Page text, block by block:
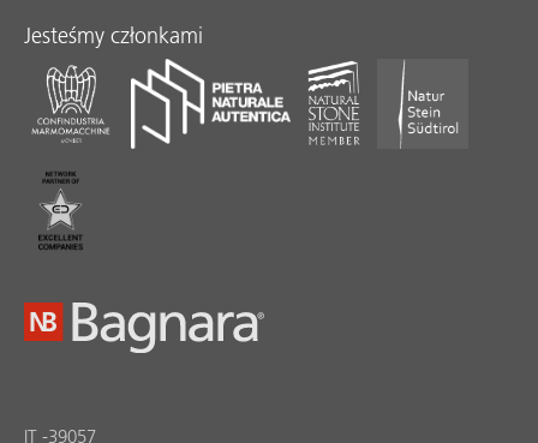
Jesteśmy członkami
IT -39057